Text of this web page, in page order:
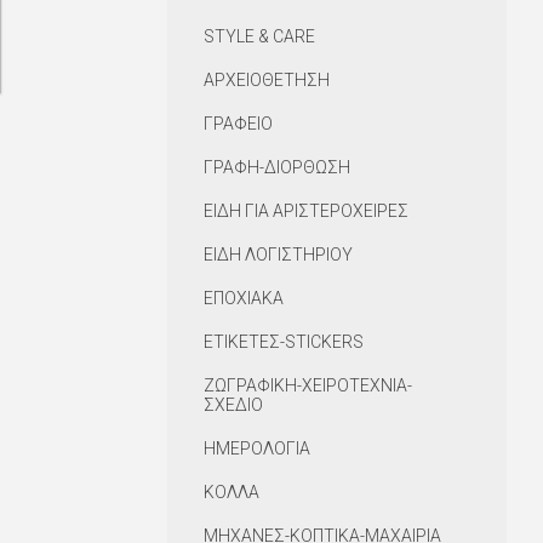
STYLE & CARE
ΑΡΧΕΙΟΘΕΤΗΣΗ
ΓΡΑΦΕΙΟ
ΓΡΑΦΗ-ΔΙΟΡΘΩΣΗ
ΕΙΔΗ ΓΙΑ ΑΡΙΣΤΕΡΟΧΕΙΡΕΣ
ΕΙΔΗ ΛΟΓΙΣΤΗΡΙΟΥ
ΕΠΟΧΙΑΚΑ
ΕΤΙΚΕΤΕΣ-STICKERS
ΖΩΓΡΑΦΙΚΗ-ΧΕΙΡΟΤΕΧΝΙΑ-
ΣΧΕΔΙΟ
ΗΜΕΡΟΛΟΓΙΑ
ΚΟΛΛΑ
ΜΗΧΑΝΕΣ-ΚΟΠΤΙΚΑ-ΜΑΧΑΙΡΙΑ